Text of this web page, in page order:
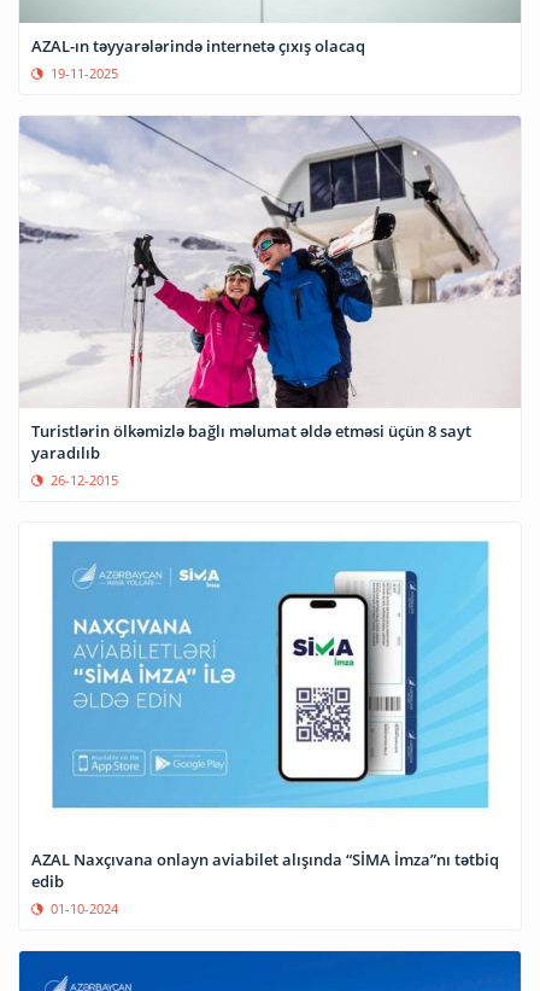
AZAL-ın təyyarələrində internetə çıxış olacaq
19-11-2025
Turistlərin ölkəmizlə bağlı məlumat əldə etməsi üçün 8 sayt
yaradılıb
26-12-2015
AZAL Naxçıvana onlayn aviabilet alışında “SİMA İmza”nı tətbiq
edib
01-10-2024